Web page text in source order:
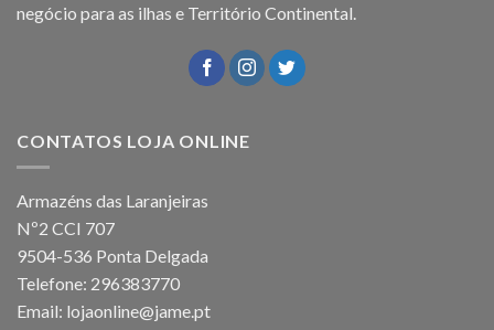
negócio para as ilhas e Território Continental.
CONTATOS LOJA ONLINE
Armazéns das Laranjeiras
Nº2 CCI 707
9504-536 Ponta Delgada
Telefone: 296383770
Email: lojaonline@jame.pt